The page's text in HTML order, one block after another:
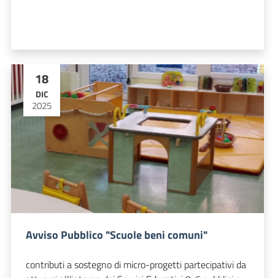
18
DIC
2025
Avviso Pubblico "Scuole beni comuni"
contributi a sostegno di micro-progetti partecipativi da